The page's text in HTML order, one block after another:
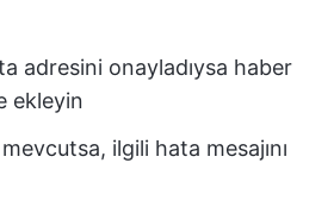
adresini onayladıysa haber
ekleyin
mevcutsa, ilgili hata mesajını